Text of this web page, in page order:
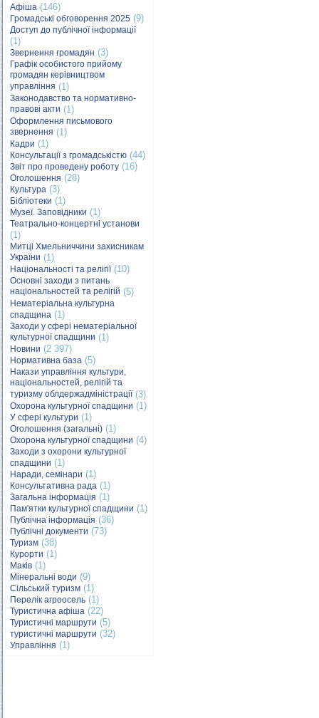
Афіша (146)
Громадські обговорення 2025 (9)
Доступ до публічної інформації
(1)
Звернення громадян (3)
Графік особистого прийому
громадян керівництвом
управління (1)
Законодавство та нормативно-
правові акти (1)
Оформлення письмового
звернення (1)
Кадри (1)
Консультації з громадськістю (44)
Звіт про проведену роботу (16)
Оголошення (28)
Культура (3)
Бібліотеки (1)
Музеї. Заповідники (1)
Театрально-концертні установи
(1)
Митці Хмельниччини захисникам
України (1)
Національності та релігії(10)
Основні заходи з питань
національностей та релігій (5)
Нематеріальна культурна
спадщина (1)
Заходи у сфері нематеріальної
культурної спадщини (1)
Новини (2 397)
Нормативна база (5)
Накази управління культури,
національностей, релігій та
туризму облдержадміністрації(3)
Охорона культурної спадщини (1)
У сфері культури (1)
Оголошення (загальні) (1)
Охорона культурної спадщини (4)
Заходи з охорони культурної
спадщини (1)
Наради, семінари (1)
Консультативна рада (1)
Загальна інформація (1)
Пам'ятки культурної спадщини (1)
Публічна інформація (36)
Публічні документи (73)
Туризм (38)
Курорти (1)
Маків (1)
Мінеральні води (9)
Сільський туризм (1)
Перелік агроосель (1)
Туристична афіша (22)
Туристичні маршрути (5)
туристичні маршрути (32)
Управління (1)